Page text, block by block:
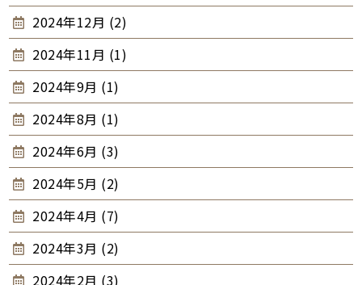
2024年12月 (2)
2024年11月 (1)
2024年9月 (1)
2024年8月 (1)
2024年6月 (3)
2024年5月 (2)
2024年4月 (7)
2024年3月 (2)
2024年2月 (3)